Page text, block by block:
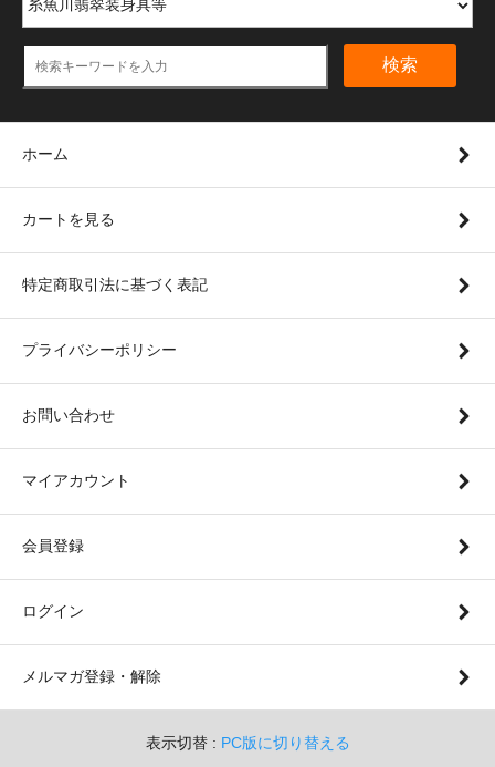
検索
ホーム
カートを見る
特定商取引法に基づく表記
プライバシーポリシー
お問い合わせ
マイアカウント
会員登録
ログイン
メルマガ登録・解除
表示切替 : PC版に切り替える